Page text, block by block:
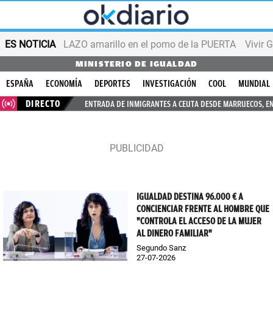
ES NOTICIA LAZO amarillo en el pomo de la PUERTA Vivir
MINISTERIO DE IGUALDAD
ESPAÑA ECONOMÍA DEPORTES INVESTIGACIÓN COOL
MUNDIAL
DIRECTO
ENTRADA DE INMIGRANTES A CEUTA DESDE MARRUECOS,
IGUALDAD DESTINA 96.000 € A
CONCIENCIAR FRENTE AL HOMBRE QUE
"CONTROLA EL ACCESO DE LA MUJER
AL DINERO FAMILIAR"
Segundo Sanz
27-07-2026